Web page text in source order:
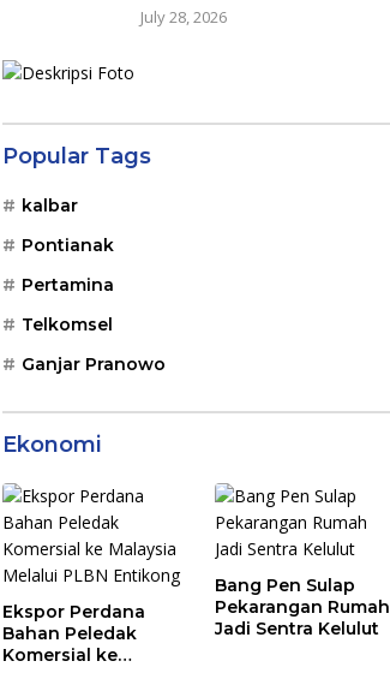
July 28, 2026
Popular Tags
kalbar
Pontianak
Pertamina
Telkomsel
Ganjar Pranowo
Ekonomi
Ekspor Perdana
Bahan Peledak
Komersial ke
Bang Pen Sulap
Pekarangan Rumah
Jadi Sentra Kelulut